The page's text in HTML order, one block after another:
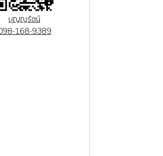
บุญญรัตน์
168-9389